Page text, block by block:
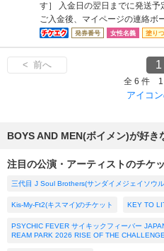
す］ 入金日の翌日までに発送予
ご入金後、マイページの連絡ボ
発券番号 女性名義 塗り
< 前へ 1
全 6 件 1
アイコ
BOYS AND MEN(ボイメン)が好き
注目の公演・アーティストのチケ
三代目 J Soul Brothers(サンダイメジェイソウ
Kis-My-Ft2(キスマイ)のチケット KEY TO
PSYCHIC FEVER サイキックフィーバー
REAM PARK 2026 RISE OF THE